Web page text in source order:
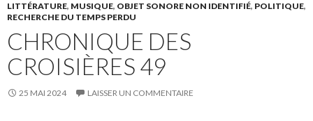
LITTÉRATURE, MUSIQUE, OBJET SONORE NON IDENTIFIÉ, POLITIQUE,
RECHERCHE DU TEMPS PERDU
CHRONIQUE DES
CROISIÈRES 49
25 MAI 2024 LAISSER UN COMMENTAIRE